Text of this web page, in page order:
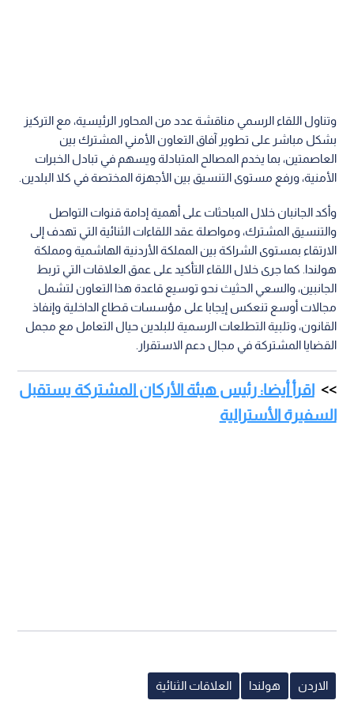
وتناول اللقاء الرسمي مناقشة عدد من المحاور الرئيسية، مع التركيز
بشكل مباشر على تطوير آفاق التعاون الأمني المشترك بين
العاصمتين، بما يخدم المصالح المتبادلة ويسهم في تبادل الخبرات
الأمنية، ورفع مستوى التنسيق بين الأجهزة المختصة في كلا البلدين.
وأكد الجانبان خلال المباحثات على أهمية إدامة قنوات التواصل
والتنسيق المشترك، ومواصلة عقد اللقاءات الثنائية التي تهدف إلى
الارتقاء بمستوى الشراكة بين المملكة الأردنية الهاشمية ومملكة
هولندا. كما جرى خلال اللقاء التأكيد على عمق العلاقات التي تربط
الجانبين، والسعي الحثيث نحو توسيع قاعدة هذا التعاون لتشمل
مجالات أوسع تنعكس إيجابا على مؤسسات قطاع الداخلية وإنفاذ
القانون، وتلبية التطلعات الرسمية للبلدين حيال التعامل مع مجمل
القضايا المشتركة في مجال دعم الاستقرار.
اقرأ أيضا: رئيس هيئة الأركان المشتركة يستقبل
السفيرة الأسترالية
الاردن هولندا العلاقات الثنائية